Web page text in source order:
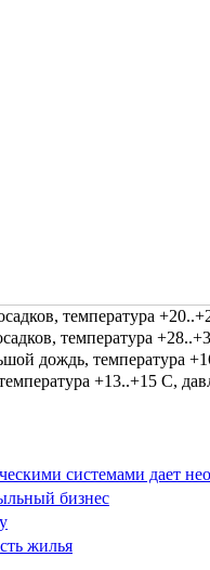
температура
температура
дождь, температура
+13..+15 С,
системами дает
бизнес
жилья